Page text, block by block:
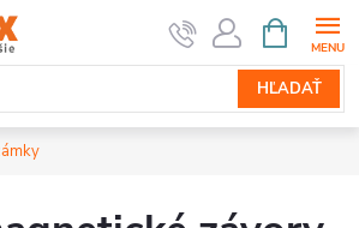
HĽADAŤ
KOŠÍK